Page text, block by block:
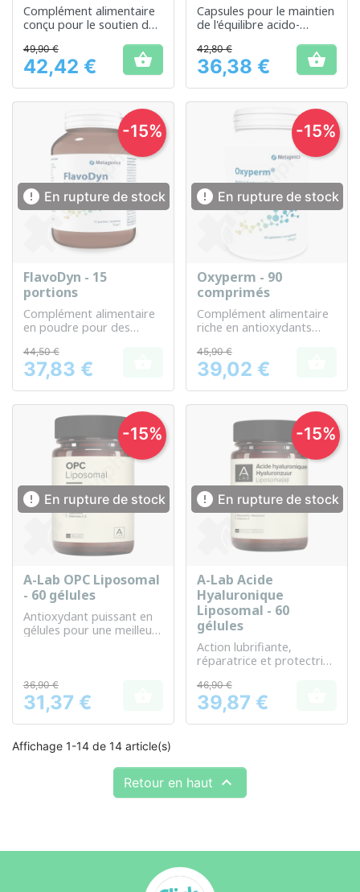
Complément alimentaire
conçu pour le soutien de
Prix
49,90 €
42,42 € 
Capsules pour le maintien
de l'équilibre acido-
Prix
42,80 €
36,38 € 
 En rupture de stock
FlavoDyn - 15
portions
Complément alimentaire
en poudre pour des
supplémentaires dans
votre régime quotidien
Prix
44,50 €
37,83 €
-15%
 En rupture de stock
Oxyperm - 90
comprimés
Complément alimentaire
riche en antioxydants
Prix
45,90 €
39,02 €
-15%
 En rupture de stock
A-Lab OPC Liposomal
- 60 gélules
Antioxydant puissant en
gélules pour une meilleure
Prix
36,90 €
31,37 €
-15%
 En rupture de stock
A-Lab Acide
Hyaluronique
Liposomal - 60
gélules
Action lubrifiante,
réparatrice et protectrice
peau
Prix
46,90 €
39,87 €
-15%
Affichage 1-14 de 14 article(s)
Retour en haut 